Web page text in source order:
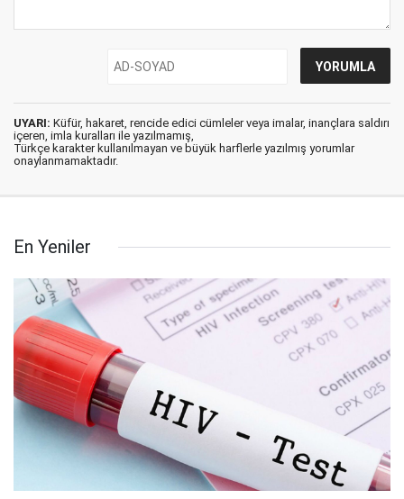
UYARI: Küfür, hakaret, rencide edici cümleler veya imalar, inançlara saldırı
içeren, imla kuralları ile yazılmamış,
Türkçe karakter kullanılmayan ve büyük harflerle yazılmış yorumlar
onaylanmamaktadır.
En Yeniler